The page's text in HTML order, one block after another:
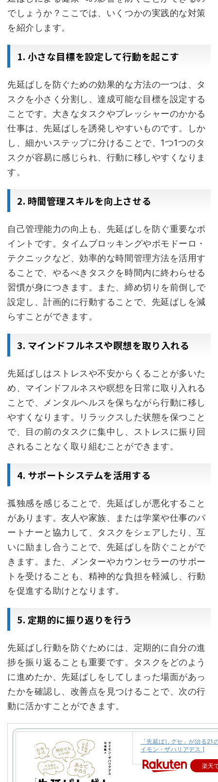
でしょうか？ここでは、いくつかの実践的な対策
を紹介します。
1. 小さな目標を設定して行動を起こす
先延ばしを防ぐための効果的な方法の一つは、タ
スクを小さく分割し、達成可能な目標を設定する
ことです。大きなタスクやプレッシャーのかかる
仕事は、先延ばしを誘発しやすいものです。しか
し、細かいステップに分けることで、1つ1つのタ
スクが容易に感じられ、行動に移しやすくなりま
す。
2. 時間管理スキルを向上させる
自己管理能力の向上も、先延ばしを防ぐ重要なポ
イントです。タイムブロッキングやポモドーロ・
テクニックなど、効率的な時間管理方法を活用す
ることで、やるべきタスクを時間内に終わらせる
習慣が身につきます。また、締め切りを前倒しで
設定し、計画的に行動することで、先延ばしを減
らすことができます。
3. マインドフルネスや瞑想を取り入れる
先延ばしはストレスや不安からくることが多いた
め、マインドフルネスや瞑想を日常に取り入れる
ことで、メンタルヘルスを保ちながら行動に移し
やすくなります。リラックスした状態を保つこと
で、目の前のタスクに集中し、ストレスに振り回
されることなく取り組むことができます。
4. サポートシステムを活用する
孤独感を感じることで、先延ばしが悪化すること
があります。友人や家族、または学業や仕事のパ
ートナーと協力して、タスクをシェアしたり、互
いに励まし合うことで、先延ばしを防ぐことがで
きます。また、メンターやカウンセラーのサポー
トを受けることも、精神的な負担を軽減し、行動
を促進する助けとなります。
5. 定期的に振り返りを行う
先延ばし行動を防ぐためには、定期的に自分の進
捗を振り返ることも重要です。タスクをどのよう
に進めたか、先延ばしをしてしまった場面があっ
たかを確認し、改善点を見つけることで、次の行
動に活かすことができます。
「先延ばしグセ」が治る21
イモン・ザハリアデス ]
楽天